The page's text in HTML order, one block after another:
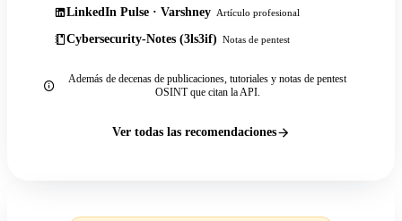
LinkedIn Pulse · Varshney Artículo profesional
Cybersecurity-Notes (3ls3if) Notas de pentest
Además de decenas de publicaciones, tutoriales y notas de pentest
OSINT que citan la API.
Ver todas las recomendaciones